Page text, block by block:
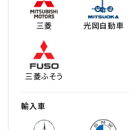
三菱 光岡自動車
三菱ふそう
輸入車